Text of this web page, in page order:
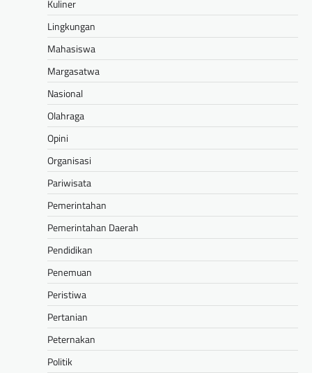
Kuliner
Lingkungan
Mahasiswa
Margasatwa
Nasional
Olahraga
Opini
Organisasi
Pariwisata
Pemerintahan
Pemerintahan Daerah
Pendidikan
Penemuan
Peristiwa
Pertanian
Peternakan
Politik